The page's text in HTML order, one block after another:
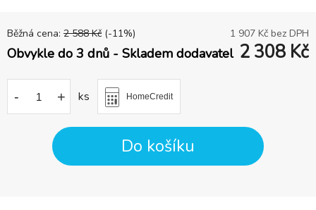
Běžná cena: 2 588 Kč (-11%) 1 907 Kč bez DPH
Obvykle do 3 dnů - Skladem dodavatel 2 308 Kč
- + ks HomeCredit
Do košíku